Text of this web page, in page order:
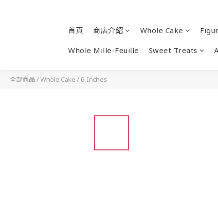
首頁 商店介紹 Whole Cake
Whole Mille-Feuille Sweet Treats
全部商品 /Whole Cake / 6-Inches